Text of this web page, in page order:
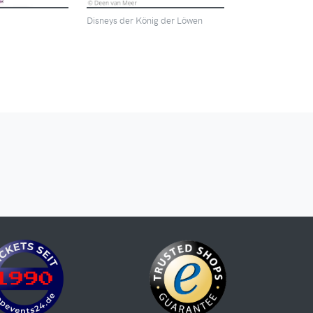
Disneys der König der Löwen